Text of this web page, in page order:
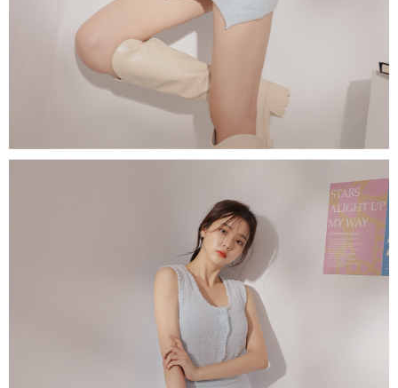
membolehkan pengguna membeli produk atau perkhidmatan melalui
perkhidmatan ini semasa transaksi, dan kedai akan menyerahkan hak
tuntutan harga jual/beli ansuran kepada syarikat ini untuk membayar bil
menggunakan bil syarikat ini.
2. Berdasarkan tujuan kontrak persetujuan pembayaran menggunakan
"Pembayaran Ansuran Gogo", kedai akan memberikan maklumat peribadi
anda (termasuk nama, telefon atau alamat) kepada Taiwan Mobile untuk
pengumpulan, pemprosesan dan penggunaan, untuk pengesahan,
semakan dan pembetulan data yang diperlukan untuk bil ansuran oleh
Taiwan Mobile.